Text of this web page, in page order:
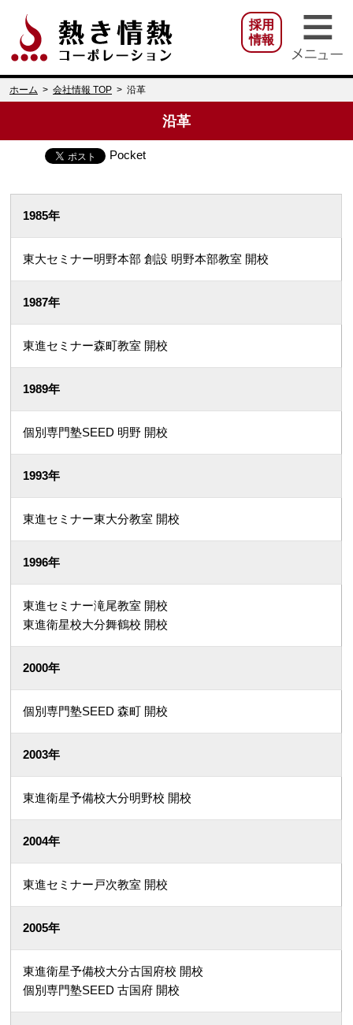
熱き情熱コーポ
採用
情報
ホーム > 会社情報 TOP > 沿革
沿革
Pocket
1985年
東大セミナー明野本部 創設 明野本部教室 開校
1987年
東進セミナー森町教室 開校
1989年
個別専門塾SEED 明野 開校
1993年
東進セミナー東大分教室 開校
1996年
東進セミナー滝尾教室 開校
東進衛星校大分舞鶴校 開校
2000年
個別専門塾SEED 森町 開校
2003年
東進衛星予備校大分明野校 開校
2004年
東進セミナー戸次教室 開校
2005年
東進衛星予備校大分古国府校 開校
個別専門塾SEED 古国府 開校